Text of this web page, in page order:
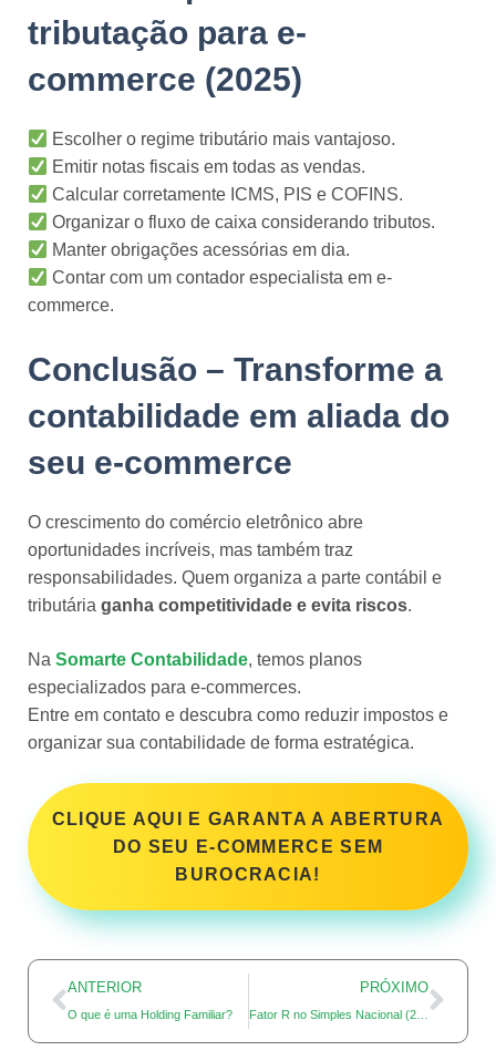
tributação para e-
commerce (2025)
Escolher o regime tributário mais vantajoso.
Emitir notas fiscais em todas as vendas.
Calcular corretamente ICMS, PIS e COFINS.
Organizar o fluxo de caixa considerando tributos.
Manter obrigações acessórias em dia.
Contar com um contador especialista em e-
commerce.
Conclusão – Transforme a
contabilidade em aliada do
seu e-commerce
O crescimento do comércio eletrônico abre
oportunidades incríveis, mas também traz
responsabilidades. Quem organiza a parte contábil e
tributária ganha competitividade e evita riscos.
Na Somarte Contabilidade, temos planos
especializados para e-commerces.
Entre em contato e descubra como reduzir impostos e
organizar sua contabilidade de forma estratégica.
CLIQUE AQUI E GARANTA A ABERTURA
DO SEU E-COMMERCE SEM
BUROCRACIA!
ANTERIOR
O que é uma Holding Familiar?
PRÓXIMO
Fator R no Simples Nacional (2025): o que é, como calcular e quando reduz impostos